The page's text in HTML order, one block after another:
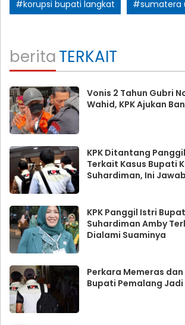
#korupsi bupati langkat #sumatera
beritaTERKAIT
Vonis 2 Tahun Gubri
Wahid, KPK Ajukan
KPK Ditantang
Terkait Kasus Bupati
Suhardiman, Ini
KPK Panggil Istri
Suhardiman Amby
Dialami Suaminya
Perkara Memeras
Bupati Pemalang